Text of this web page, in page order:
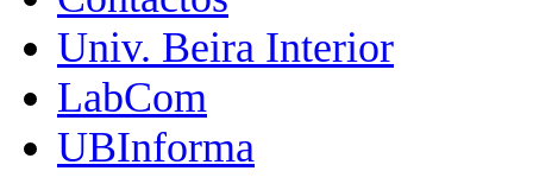
Univ. Beira Interior
LabCom
UBInforma